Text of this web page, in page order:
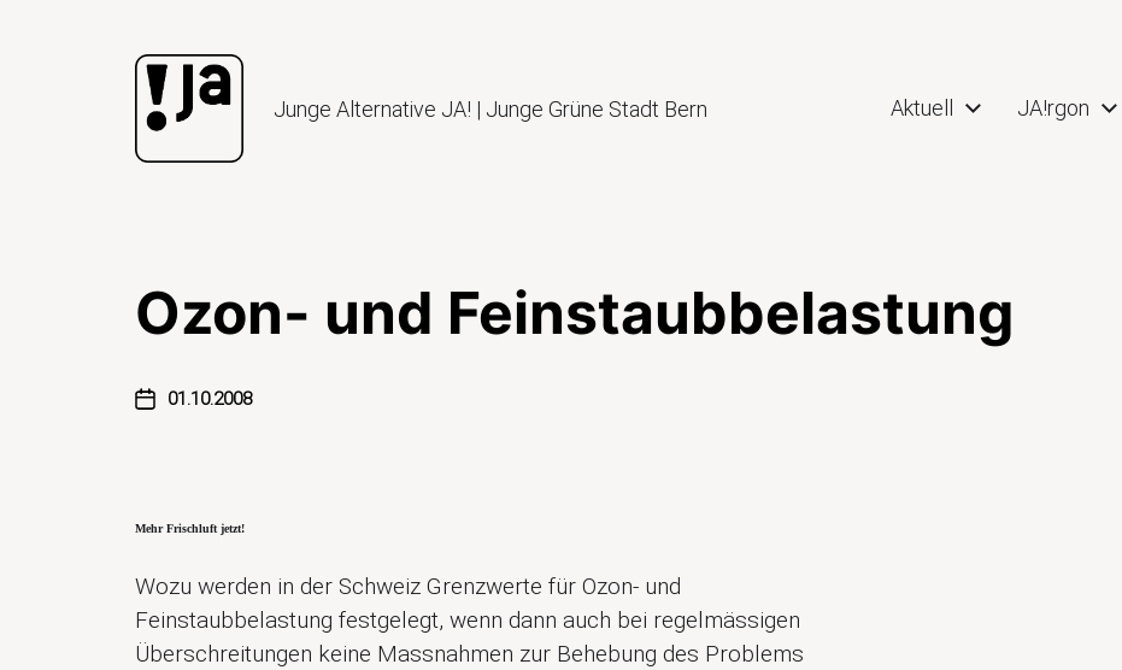
Junge Alternative JA! | Junge Grüne Stadt Bern Aktuell JA!rgon
Ozon- und Feinstaubbelastung
01.10.2008
Mehr Frischluft jetzt!
Wozu werden in der Schweiz Grenzwerte für Ozon- und
Feinstaubbelastung festgelegt, wenn dann auch bei regelmässigen
Überschreitungen keine Massnahmen zur Behebung des Problems